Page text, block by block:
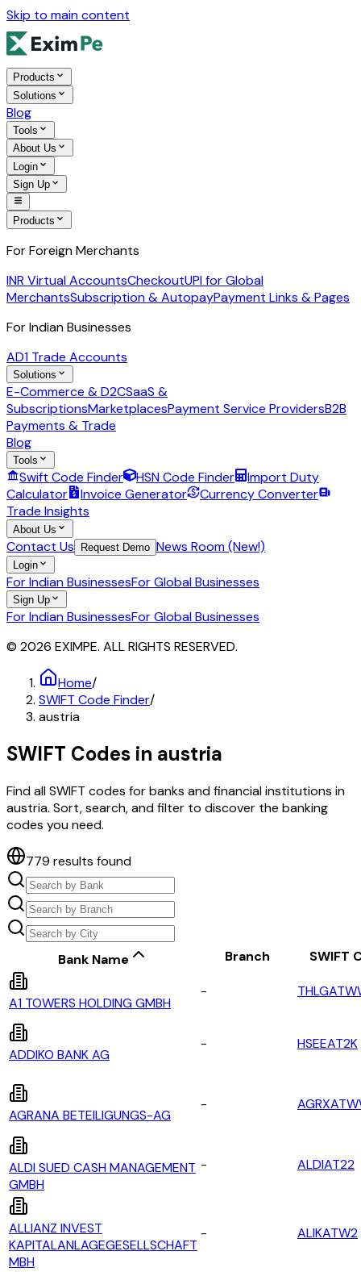
Skip to main content
Products
Solutions
Blog
Tools
About Us
Login
Sign Up
Products
For Foreign Merchants
INR Virtual AccountsCheckoutUPI for Global
MerchantsSubscription & AutopayPayment Links & Pages
For Indian Businesses
AD1 Trade Accounts
Solutions
E-Commerce & D2CSaaS &
SubscriptionsMarketplacesPayment Service ProvidersB2B
Payments & Trade
Blog
Tools
Swift Code Finder HSN Code Finder
Import Duty
Calculator
Invoice Generator
Currency Converter
Trade Insights
About Us
Contact Us Request Demo News Room (New!)
Login
For Indian BusinessesFor Global Businesses
Sign Up
For Indian BusinessesFor Global Businesses
© 2026 EXIMPE. ALL RIGHTS RESERVED.
Home/
SWIFT Code Finder/
austria
SWIFT Codes in austria
Find all SWIFT codes for banks and financial institutions in
austria. Sort, search, and filter to discover the banking
codes you need.
779 results found
Bank Name Branch SWIFT
A1 TOWERS HOLDING GMBH
-
ADDIKO BANK AG
- HSEEAT2K
AGRANA BETEILIGUNGS-AG
-
ALDI SUED CASH MANAGEMENT
GMBH
- ALDIAT22
ALLIANZ INVEST
KAPITALANLAGEGESELLSCHAFT
MBH
- ALIKATW2